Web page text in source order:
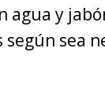
agua y
sea